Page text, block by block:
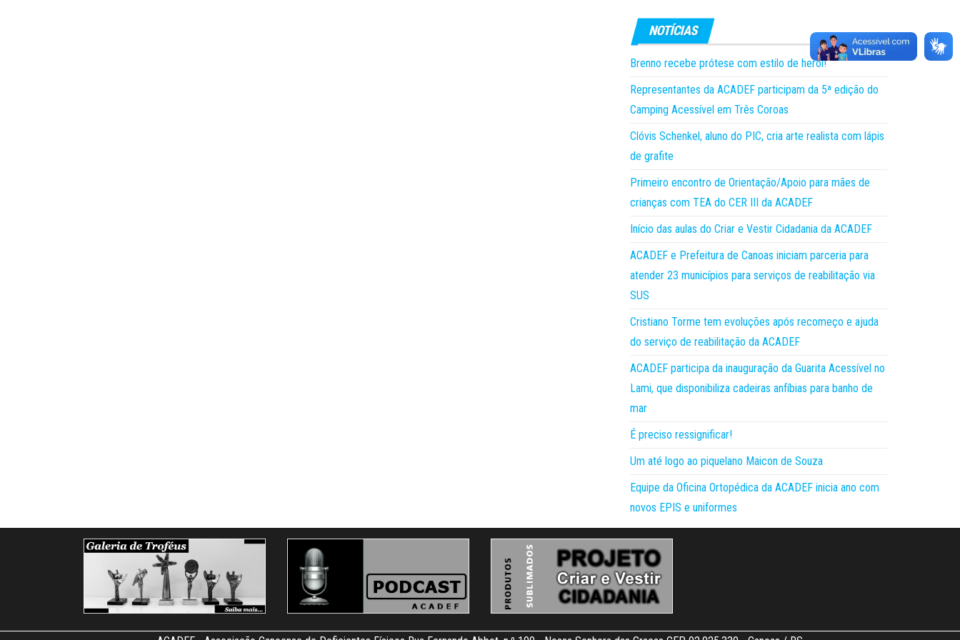
Brenno recebe prótese com estilo de herói!
Representantes da ACADEF participam da 5ª edição do
Camping Acessível em Três Coroas
Clóvis Schenkel, aluno do PIC, cria arte realista com lápis
de grafite
Primeiro encontro de Orientação/Apoio para mães de
crianças com TEA do CER III da ACADEF
Início das aulas do Criar e Vestir Cidadania da ACADEF
ACADEF e Prefeitura de Canoas iniciam parceria para
atender 23 municípios para serviços de reabilitação via
SUS
Cristiano Torme tem evoluções após recomeço e ajuda
do serviço de reabilitação da ACADEF
ACADEF participa da inauguração da Guarita Acessível no
Lami, que disponibiliza cadeiras anfíbias para banho de
mar
É preciso ressignificar!
Um até logo ao piquelano Maicon de Souza
Equipe da Oficina Ortopédica da ACADEF inicia ano com
novos EPIS e uniformes